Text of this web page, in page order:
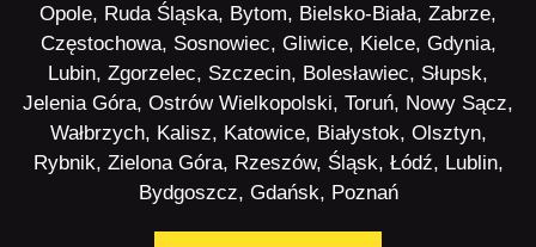
Opole, Ruda Śląska, Bytom, Bielsko-Biała, Zabrze,
Częstochowa, Sosnowiec, Gliwice, Kielce, Gdynia,
Lubin, Zgorzelec, Szczecin, Bolesławiec, Słupsk,
Jelenia Góra, Ostrów Wielkopolski, Toruń, Nowy Sącz,
Wałbrzych, Kalisz, Katowice, Białystok, Olsztyn,
Rybnik, Zielona Góra, Rzeszów, Śląsk, Łódź, Lublin,
Bydgoszcz, Gdańsk, Poznań